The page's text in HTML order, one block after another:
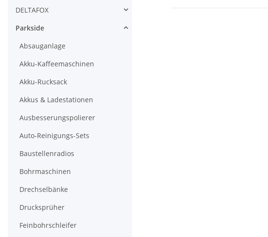
DELTAFOX
Parkside
Absauganlage
Akku-Kaffeemaschinen
Akku-Rucksack
Akkus & Ladestationen
Ausbesserungspolierer
Auto-Reinigungs-Sets
Baustellenradios
Bohrmaschinen
Drechselbänke
Drucksprüher
Feinbohrschleifer